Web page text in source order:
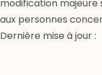
modification
aux personnes
Dernière mise à jour :